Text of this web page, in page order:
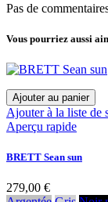
Pas de
Vous pourriez aussi
Ajouter au panier
Ajouter à la liste de
Aperçu rapide
BRETT Sean sun
279,00 €